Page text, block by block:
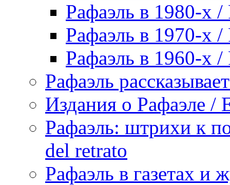
Рафаэль в 1980-х /
Рафаэль в 1970-х /
Рафаэль в 1960-х /
Рафаэль
Издания о Рафаэле /
Рафаэль: штрихи к
del retrato
Рафаэль в газетах и